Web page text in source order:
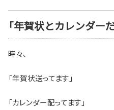
「年賀状とカレンダー
時々、
「年賀状送ってます」
「カレンダー配ってます」